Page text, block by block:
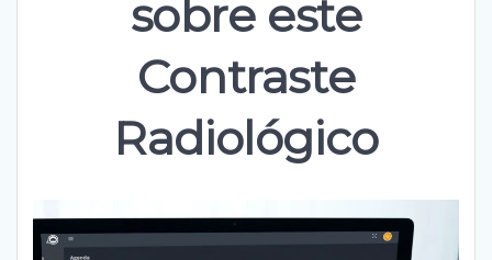
sobre este
Contraste
Radiológico